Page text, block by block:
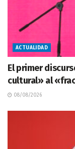
ACTUALIDAD
El primer
cultural» al
08/08/2026